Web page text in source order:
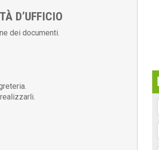
D’UFFICIO
dei documenti.